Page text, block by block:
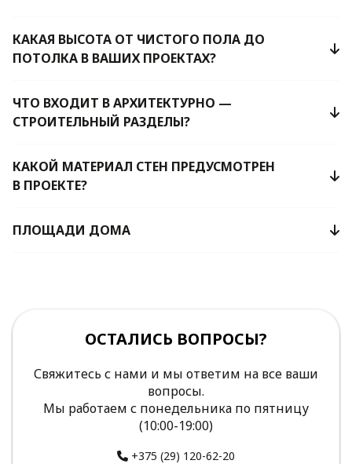
КАКАЯ ВЫСОТА ОТ ЧИСТОГО ПОЛА ДО
ПОТОЛКА В ВАШИХ ПРОЕКТАХ?
ЧТО ВХОДИТ В АРХИТЕКТУРНО —
СТРОИТЕЛЬНЫЙ РАЗДЕЛЫ?
КАКОЙ МАТЕРИАЛ СТЕН ПРЕДУСМОТРЕН
В ПРОЕКТЕ?
ПЛОЩАДИ ДОМА
ОСТАЛИСЬ ВОПРОСЫ?
Свяжитесь с нами и мы ответим на все ваши
вопросы.
Мы работаем с понедельника по пятницу
(10:00-19:00)
+375 (29) 120-62-20